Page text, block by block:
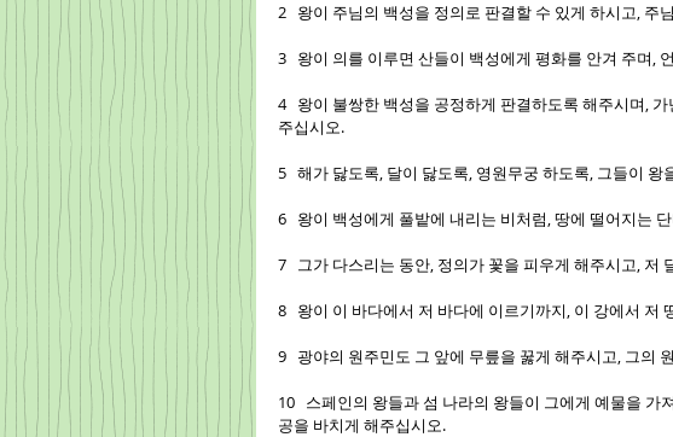
2   왕이 주님의 백성을 정의로 판결할 수 있게 하시고,
3   왕이 의를 이루면 산들이 백성에게 평화를 안겨 주며
4   왕이 불쌍한 백성을 공정하게 판결하도록 해주시며,
주십시오.
5   해가 닳도록, 달이 닳도록, 영원무궁 하도록, 그들이
6   왕이 백성에게 풀밭에 내리는 비처럼, 땅에 떨어지는
7   그가 다스리는 동안, 정의가 꽃을 피우게 해주시고,
8   왕이 이 바다에서 저 바다에 이르기까지, 이 강에서
9   광야의 원주민도 그 앞에 무릎을 꿇게 해주시고, 그
10   스페인의 왕들과 섬 나라의 왕들이 그에게 예물을
공을 바치게 해주십시오.